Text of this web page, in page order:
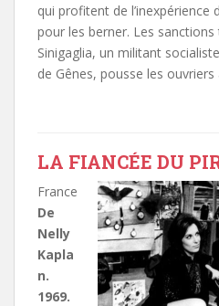
qui profitent de l’inexpérience
pour les berner. Les
Sinigaglia, un militant
de Gênes, pousse les ouvriers
LA FIANCÉE DU
France
De
Nelly
Kapla
n.
1969.